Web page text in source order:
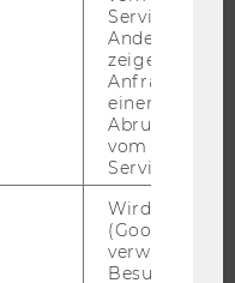
Service
Andere
zeigen Opt-
Anfrage im
einen Fehler
Abrufen
vom AMP
Service an.
Wird von
(Google Tag
verwendet,
Besucher